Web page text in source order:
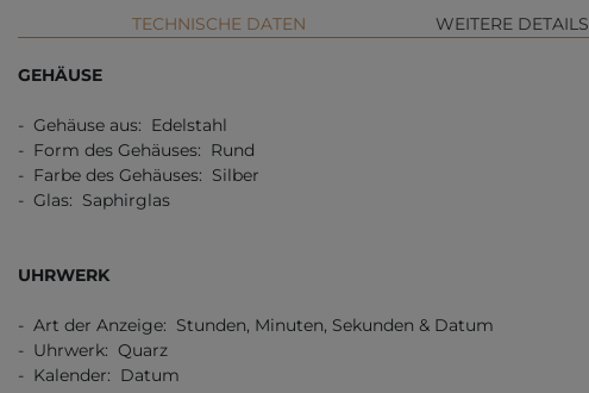
TECHNISCHE DATEN WEITERE DETAILS
GEHÄUSE
- Gehäuse aus: Edelstahl
- Form des Gehäuses: Rund
- Farbe des Gehäuses: Silber
- Glas: Saphirglas
UHRWERK
- Art der Anzeige: Stunden, Minuten, Sekunden & Datum
- Uhrwerk: Quarz
- Kalender: Datum